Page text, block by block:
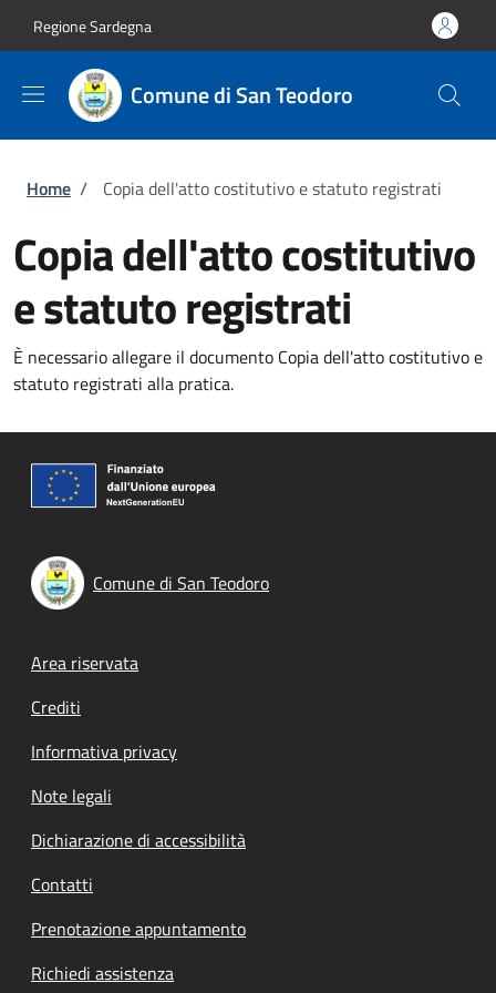
Regione Sardegna
Comune di San Teodoro
Briciole di pane
Home / Copia dell'atto costitutivo e statuto registrati
Copia dell'atto costitutivo
e statuto registrati
È necessario allegare il documento Copia dell'atto costitutivo e
statuto registrati alla pratica.
Comune di San Teodoro
Footer menu
Area riservata
Crediti
Informativa privacy
Note legali
Dichiarazione di accessibilità
Contatti
Prenotazione appuntamento
Richiedi assistenza